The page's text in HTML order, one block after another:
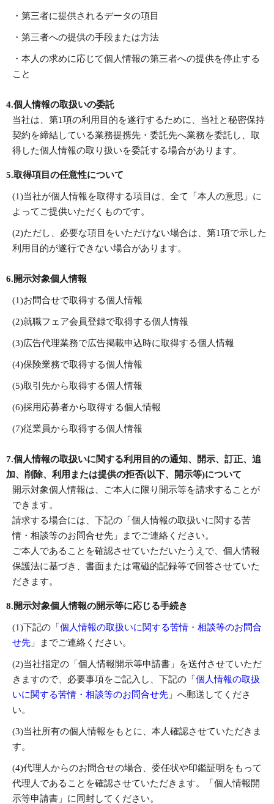
・第三者に提供されるデータの項目
・第三者への提供の手段または方法
・本人の求めに応じて個人情報の第三者への提供を停止する
こと
4.個人情報の取扱いの委託
当社は、第1項の利用目的を遂行するために、当社と秘密保持
契約を締結している業務提携先・委託先へ業務を委託し、取
得した個人情報の取り扱いを委託する場合があります。
5.取得項目の任意性について
(1)当社が個人情報を取得する項目は、全て「本人の意思」に
よってご提供いただくものです。
(2)ただし、必要な項目をいただけない場合は、第1項で示した
利用目的が遂行できない場合があります。
6.開示対象個人情報
(1)お問合せで取得する個人情報
(2)就職フェア会員登録で取得する個人情報
(3)広告代理業務で広告掲載申込時に取得する個人情報
(4)保険業務で取得する個人情報
(5)取引先から取得する個人情報
(6)採用応募者から取得する個人情報
(7)従業員から取得する個人情報
7.個人情報の取扱いに関する利用目的の通知、開示、訂正、追
加、削除、利用または提供の拒否(以下、開示等)について
開示対象個人情報は、ご本人に限り開示等を請求することが
できます。
請求する場合には、下記の「個人情報の取扱いに関する苦
情・相談等のお問合せ先」までご連絡ください。
ご本人であることを確認させていただいたうえで、個人情報
保護法に基づき、書面または電磁的記録等で回答させていた
だきます。
8.開示対象個人情報の開示等に応じる手続き
(1)下記の「 個人情報の取扱いに関する苦情・相談等のお問合
せ先 」までご連絡ください。
(2)当社指定の「個人情報開示等申請書」を送付させていただ
きますので、必要事項をご記入し、下記の「 個人情報の取扱
いに関する苦情・相談等のお問合せ先 」へ郵送してくださ
い。
(3)当社所有の個人情報をもとに、本人確認させていただきま
す。
(4)代理人からのお問合せの場合、委任状や印鑑証明をもって
代理人であることを確認させていただきます。「個人情報開
示等申請書」に同封してください。